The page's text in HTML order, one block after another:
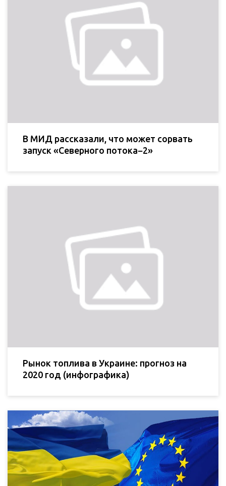
В МИД рассказали, что может сорвать
запуск «Северного потока−2»
Рынок топлива в Украине: прогноз на
2020 год (инфографика)